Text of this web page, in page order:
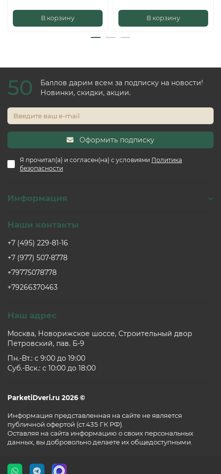
В корзину В корзину
50
Баллов дарим всем за подписку на новости!
Новинки, скидки, акции.
Оформить подписку
Я прочитал(а) и согласен(на) с условиями Политика
безопасности
Информация
Наши контакты
+7 (495) 229-81-16
+7 (977) 507-8778
+79775078778
+79266370463
Наш адрес
Москва, Новорижское шоссе, Строительный двор
Петровский, пав. Б-9
Пн.-Вт.: c 9:00 до 19:00
Суб.-Вск.: c 10:00 до 18:00
ParketiDveri.ru 2026 ©
Информация представленная на сайте не является
публичной офертой (ст.435 ГК РФ).
Оставляя на сайта информацию о своих персональных
данных, вы добровольно делаете их общедоступными.